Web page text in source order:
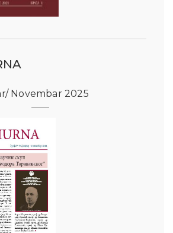
Novembar 2025